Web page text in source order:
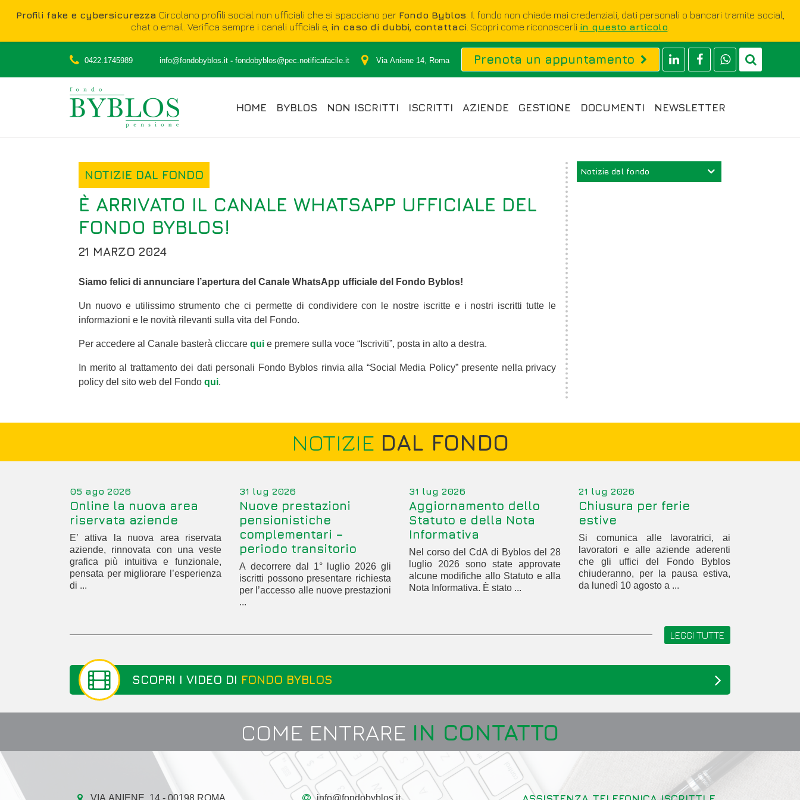
Profili fake e cybersicurezza Circolano profili social non ufficiali che si spacciano per Fondo Byblos . Il fondo non chiede mai credenziali, dati personali o bancari tramite social,
chat o email. Verifica sempre i canali ufficiali e, in caso di dubbi, contattaci . Scopri come riconoscerli in questo articolo
0422.1745989 info@fondobyblos.it - fondobyblos@pec.notificafacile.it Via Aniene 14, Roma Prenota un appuntamento
HOME BYBLOS NON ISCRITTI ISCRITTI AZIENDE GESTIONE DOCUMENTI NEWSLETTER
NOTIZIE DAL FONDO
È ARRIVATO IL CANALE WHATSAPP UFFICIALE DEL
FONDO BYBLOS!
21 MARZO 2024
Siamo felici di annunciare l’apertura del Canale WhatsApp ufficiale del Fondo Byblos!
Un nuovo e utilissimo strumento che ci permette di condividere con le nostre iscritte e i nostri iscritti tutte le
informazioni e le novità rilevanti sulla vita del Fondo.
Per accedere al Canale basterà cliccare qui e premere sulla voce “Iscriviti”, posta in alto a destra.
In merito al trattamento dei dati personali Fondo Byblos rinvia alla “Social Media Policy” presente nella privacy
policy del sito web del Fondo qui.
Notizie dal fondo
NOTIZIE DAL FONDO
05 ago 2026
Online la nuova area
riservata aziende
E’ attiva la nuova area riservata
aziende, rinnovata con una veste
grafica più intuitiva e funzionale,
pensata per migliorare l’esperienza
di ...
31 lug 2026
Nuove prestazioni
pensionistiche
complementari –
periodo transitorio
A decorrere dal 1° luglio 2026 gli
iscritti possono presentare richiesta
per l’accesso alle nuove prestazioni
...
31 lug 2026
Aggiornamento dello
Statuto e della Nota
Informativa
Nel corso del CdA di Byblos del 28
luglio 2026 sono state approvate
alcune modifiche allo Statuto e alla
Nota Informativa. È stato ...
21 lug 2026
Chiusura per ferie
estive
Si comunica alle lavoratrici, ai
lavoratori e alle aziende aderenti
che gli uffici del Fondo Byblos
chiuderanno, per la pausa estiva,
da lunedì 10 agosto a ...
LEGGI TUTTE
SCOPRI I VIDEO DI FONDO BYBLOS
COME ENTRARE IN CONTATTO
VIA ANIENE, 14 - 00198 ROMA info@fondobyblos.it